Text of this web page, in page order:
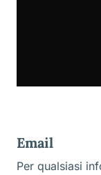
Email
Per qualsiasi